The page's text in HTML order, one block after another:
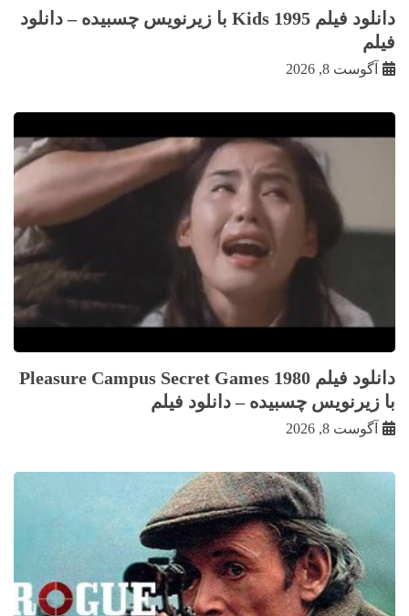
دانلود فیلم Kids 1995 با زيرنويس چسبيده – دانلود
فیلم
آگوست 8, 2026
دانلود فیلم Pleasure Campus Secret Games 1980
با زيرنويس چسبيده – دانلود فیلم
آگوست 8, 2026